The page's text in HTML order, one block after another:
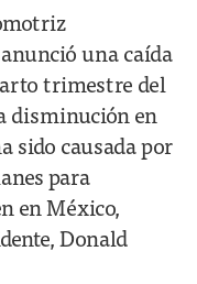
una caída
trimestre del
disminución en
sido causada por
para
en México,
Donald